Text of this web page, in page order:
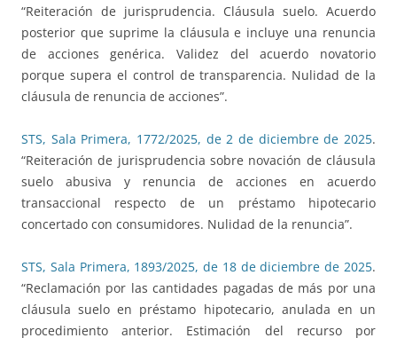
“Reiteración de jurisprudencia. Cláusula suelo. Acuerdo
posterior que suprime la cláusula e incluye una renuncia
de acciones genérica. Validez del acuerdo novatorio
porque supera el control de transparencia. Nulidad de la
cláusula de renuncia de acciones”.
STS, Sala Primera, 1772/2025, de 2 de diciembre de 2025.
“Reiteración de jurisprudencia sobre novación de cláusula
suelo abusiva y renuncia de acciones en acuerdo
transaccional respecto de un préstamo hipotecario
concertado con consumidores. Nulidad de la renuncia”.
STS, Sala Primera, 1893/2025, de 18 de diciembre de 2025.
“Reclamación por las cantidades pagadas de más por una
cláusula suelo en préstamo hipotecario, anulada en un
procedimiento anterior. Estimación del recurso por